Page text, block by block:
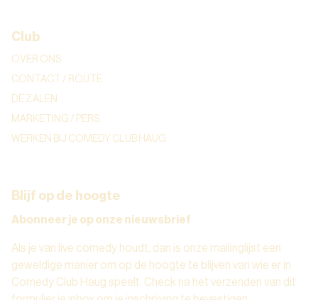
Club
OVER ONS
CONTACT / ROUTE
DE ZALEN
MARKETING / PERS
WERKEN BIJ COMEDY CLUB HAUG
Blijf op de hoogte
Abonneer je op onze nieuwsbrief
Als je van live comedy houdt, dan is onze mailinglijst een
geweldige manier om op de hoogte te blijven van wie er in
Comedy Club Haug speelt. Check na het verzenden van dit